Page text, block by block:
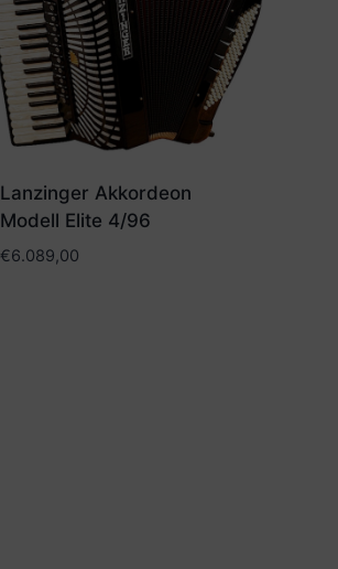
Lanzinger Akkordeon
Modell Elite 4/96
€6.089,00